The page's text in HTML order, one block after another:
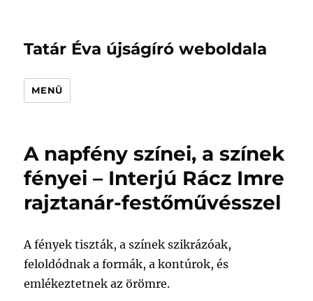
Tatár Éva újságíró weboldala
MENÜ
A napfény színei, a színek
fényei – Interjú Rácz Imre
rajztanár-festőművésszel
A fények tiszták, a színek szikrázóak,
feloldódnak a formák, a kontúrok, és
emlékeztetnek az örömre.